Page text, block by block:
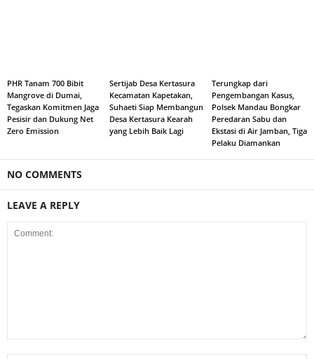
PHR Tanam 700 Bibit
Mangrove di Dumai,
Tegaskan Komitmen Jaga
Pesisir dan Dukung Net
Zero Emission
Sertijab Desa Kertasura
Kecamatan Kapetakan,
Suhaeti Siap Membangun
Desa Kertasura Kearah
yang Lebih Baik Lagi
Terungkap dari
Pengembangan Kasus,
Polsek Mandau Bongkar
Peredaran Sabu dan
Ekstasi di Air Jamban, Tiga
Pelaku Diamankan
NO COMMENTS
LEAVE A REPLY